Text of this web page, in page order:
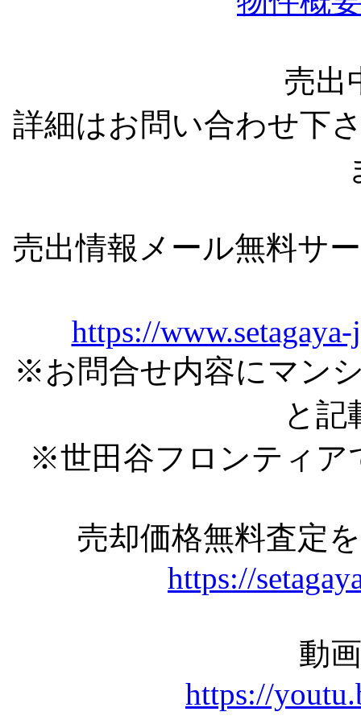
売出
詳細はお問い合わせ下
売出情報メール無料サ
https://
※お問合せ内容にマン
と記
※世田谷フロンティア
売却価格無料査定
https://
動
https://